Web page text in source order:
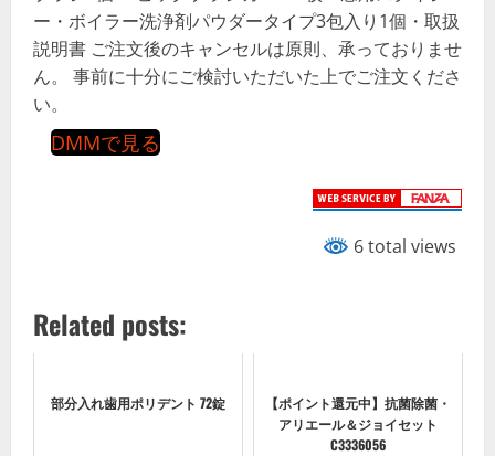
ー・ボイラー洗浄剤パウダータイプ3包入り1個・取扱
説明書 ご注文後のキャンセルは原則、承っておりませ
ん。 事前に十分にご検討いただいた上でご注文くださ
い。
DMMで見る
6 total views
Related posts:
部分入れ歯用ポリデント 72錠
【ポイント還元中】抗菌除菌・
アリエール＆ジョイセット
C3336056